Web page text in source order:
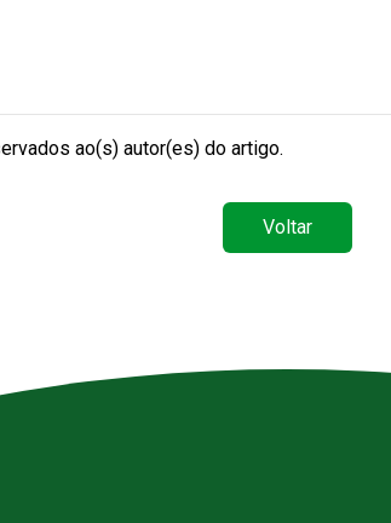
ao(s) autor(es) do artigo.
Voltar